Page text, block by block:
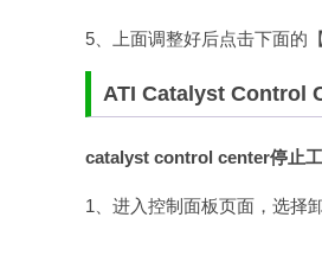
5、上面调整好后点击下面的
ATI Catalyst Control
catalyst control center停止
1、进入控制面板页面，选择